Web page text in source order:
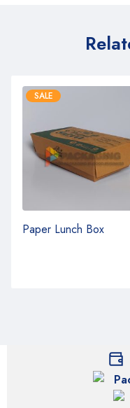
SALE
Paper Lunch Box